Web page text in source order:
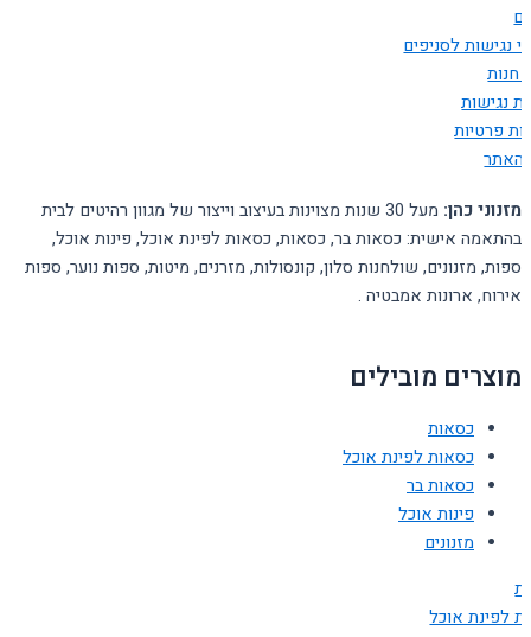
נגישות לסניפים
חנות
נגישות
פרטיות
האתר
מזנוני כהן:
מעל 30 שנות מצוינות בעיצוב וייצור של מגוון רהיטים לבית
בהתאמה אישית: כסאות בר, כסאות, כסאות לפינת אוכל, פינות אוכל,
ספות, מזנונים, שולחנות סלון, קונסולות, מזרנים, מיטות, ספות נוער, ספות
אירוח, ארונות אמבטיה .
מוצרים מובילים
כסאות
כסאות לפינת אוכל
כסאות בר
פינות אוכל
מזנונים
לפינת אוכל